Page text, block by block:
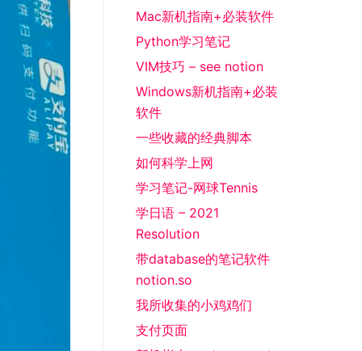
Mac新机指南+必装软件
Python学习笔记
VIM技巧 – see notion
Windows新机指南+必装
软件
一些收藏的经典脚本
如何科学上网
学习笔记-网球Tennis
学日语 – 2021
Resolution
带database的笔记软件
notion.so
我所收集的小鸡鸡们
支付页面